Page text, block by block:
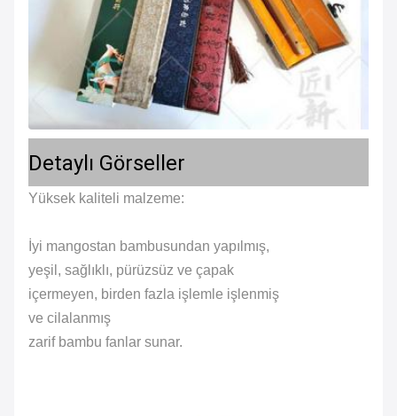
Detaylı Görseller
Yüksek kaliteli malzeme:
İyi mangostan bambusundan yapılmış,
yeşil, sağlıklı, pürüzsüz ve çapak
içermeyen, birden fazla işlemle işlenmiş
ve cilalanmış
zarif bambu fanlar sunar.